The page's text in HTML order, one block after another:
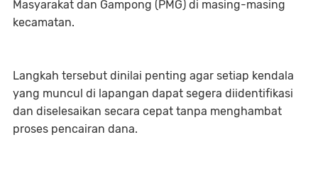
Masyarakat dan Gampong (PMG) di masing-masing
kecamatan.
Langkah tersebut dinilai penting agar setiap kendala
yang muncul di lapangan dapat segera diidentifikasi
dan diselesaikan secara cepat tanpa menghambat
proses pencairan dana.